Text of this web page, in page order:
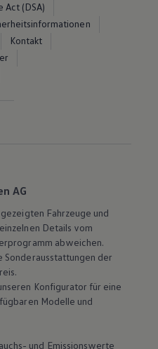
Act (DSA)
Kontakt
AG
Fahrzeuge und
Details vom
abweichen.
der
Konfigurator für eine
Modelle und
und Emissionswerte